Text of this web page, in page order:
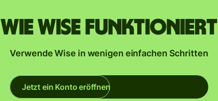
Wie Wise funktioniert
Verwende Wise in wenigen einfachen Schritten
Jetzt ein Konto eröffnen